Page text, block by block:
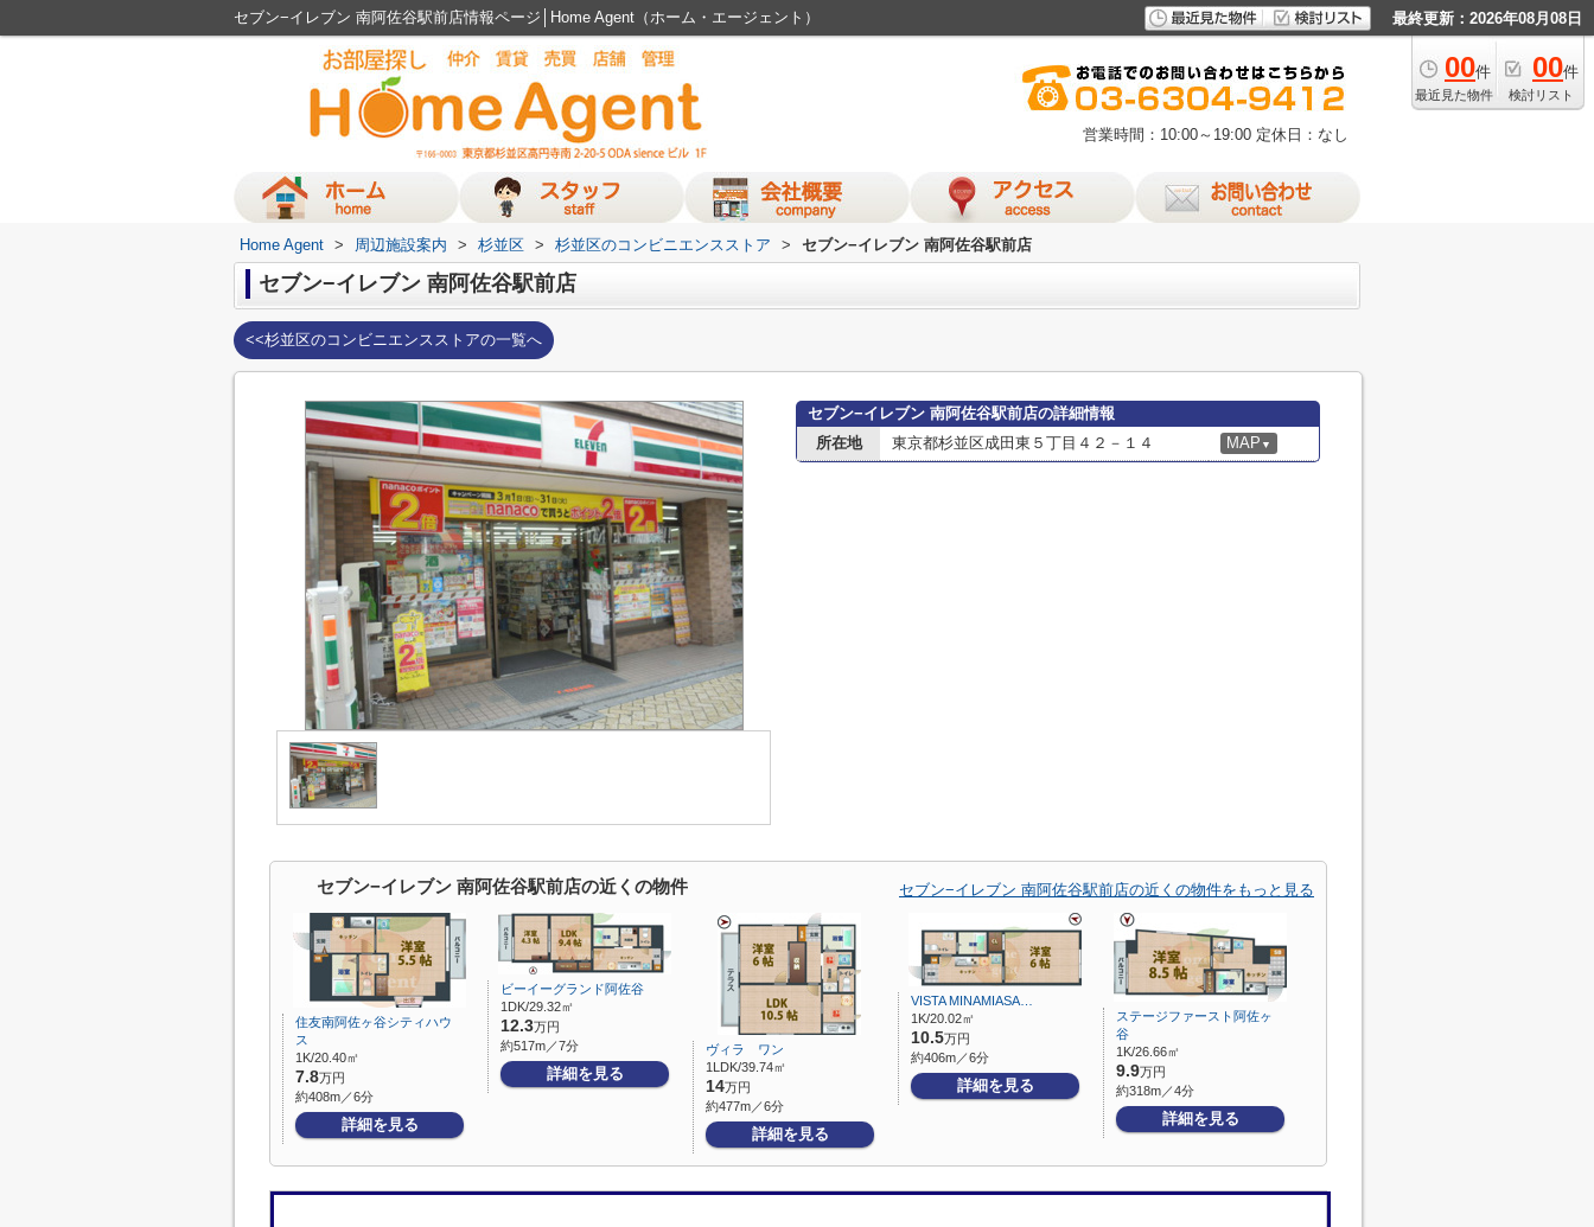
セブン−イレブン 南阿佐谷駅前店情報ページ│Home Agent（ホーム・エージェント） 最終更新：2026年08月08日
00件
最近見た物件
00件
検討リスト
営業時間：10:00～19:00 定休日：なし
Home Agent > 周辺施設案内 > 杉並区 > 杉並区のコンビニエンスストア > セブン−イレブン 南阿佐谷駅前店
セブン−イレブン 南阿佐谷駅前店
<<杉並区のコンビニエンスストアの一覧へ
セブン−イレブン 南阿佐谷駅前店の詳細情報
所在地
東京都杉並区成田東５丁目４２－１４ MAP ▼
セブン−イレブン 南阿佐谷駅前店の近くの物件 セブン−イレブン 南阿佐谷駅前店の近くの物件をもっと見る
住友南阿佐ヶ谷シティハウ
ス
1K/20.40㎡
7.8万円
約408m／6分
詳細を見る
ビーイーグランド阿佐谷
1DK/29.32㎡
12.3万円
約517m／7分
詳細を見る
ヴィラ ワン
1LDK/39.74㎡
14万円
約477m／6分
詳細を見る
VISTA MINAMIASA…
1K/20.02㎡
10.5万円
約406m／6分
詳細を見る
ステージファースト阿佐ヶ
谷
1K/26.66㎡
9.9万円
約318m／4分
詳細を見る